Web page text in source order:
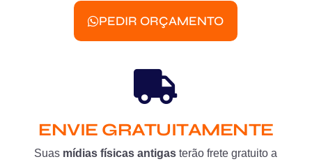
PEDIR ORÇAMENTO
ENVIE GRATUITAMENTE
Suas mídias físicas antigas terão frete gratuito a